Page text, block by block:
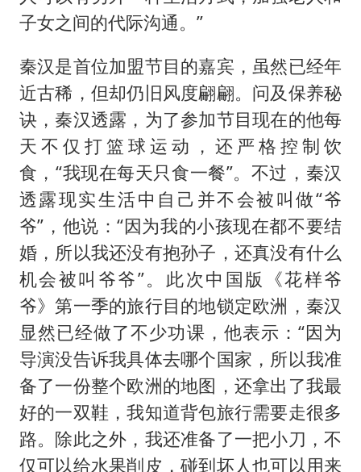
子女之间的代际沟通。”
秦汉是首位加盟节目的嘉宾，虽然已经年
近古稀，但却仍旧风度翩翩。问及保养秘
诀，秦汉透露，为了参加节目现在的他每
天不仅打篮球运动，还严格控制饮
食，“我现在每天只食一餐”。不过，秦汉
透露现实生活中自己并不会被叫做“爷
爷”，他说：“因为我的小孩现在都不要结
婚，所以我还没有抱孙子，还真没有什么
机会被叫爷爷”。此次中国版《花样爷
爷》第一季的旅行目的地锁定欧洲，秦汉
显然已经做了不少功课，他表示：“因为
导演没告诉我具体去哪个国家，所以我准
备了一份整个欧洲的地图，还拿出了我最
好的一双鞋，我知道背包旅行需要走很多
路。除此之外，我还准备了一把小刀，不
仅可以给水果削皮，碰到坏人也可以用来